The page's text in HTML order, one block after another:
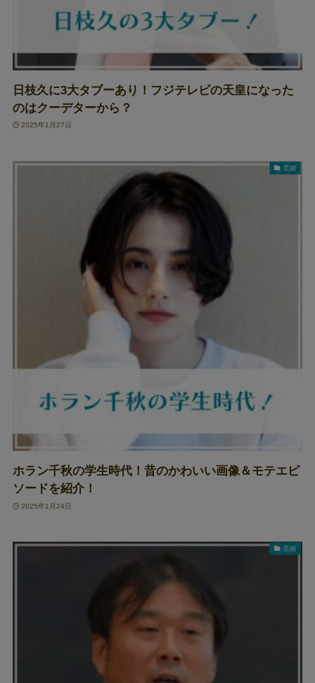
日枝久に3大タブーあり！フジテレビの天皇になった
のはクーデターから？
2025年1月27日
芸能
ホラン千秋の学生時代！昔のかわいい画像＆モテエピ
ソードを紹介！
2025年1月24日
芸能